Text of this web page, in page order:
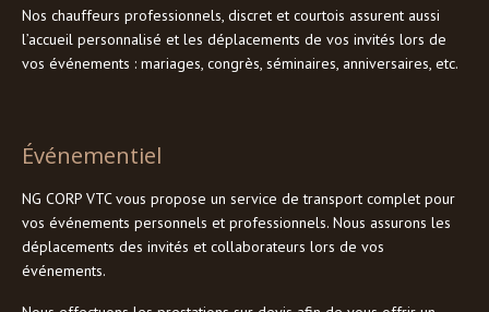
Nos chauffeurs professionnels, discret et courtois assurent aussi
l’accueil personnalisé et les déplacements de vos invités lors de
vos événements : mariages, congrès, séminaires, anniversaires, etc.
Événementiel
NG CORP VTC vous propose un service de transport complet pour
vos événements personnels et professionnels. Nous assurons les
déplacements des invités et collaborateurs lors de vos
événements.